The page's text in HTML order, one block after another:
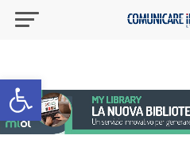
Apri la barra degli strumenti